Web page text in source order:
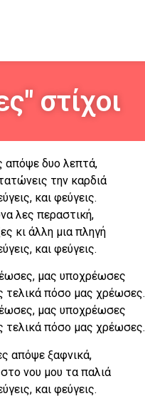
στίχοι
απόψε δυο λεπτά,
την καρδιά
και φεύγεις.
λες περαστική,
κι άλλη μια πληγή
και φεύγεις.
μας υποχρέωσες
τελικά πόσο μας χρέωσες.
μας υποχρέωσες
τελικά πόσο μας χρέωσες.
απόψε ξαφνικά,
νου μου τα παλιά
και φεύγεις.